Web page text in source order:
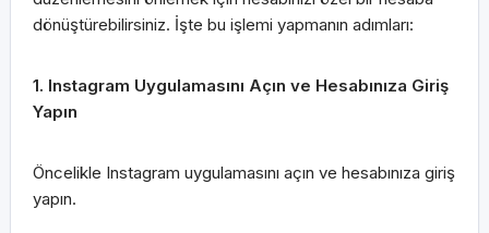
dönüştürebilirsiniz. İşte bu işlemi yapmanın adımları:
1. Instagram Uygulamasını Açın ve Hesabınıza Giriş
Yapın
Öncelikle Instagram uygulamasını açın ve hesabınıza giriş
yapın.